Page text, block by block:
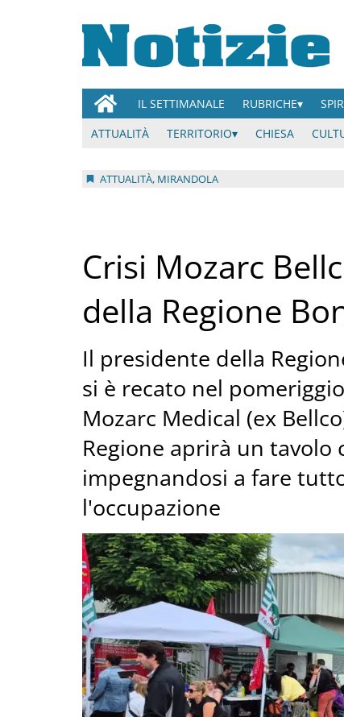
IL SETTIMANALE RUBRICHE
ATTUALITÀ
TERRITORIO CHIESA
ATTUALITÀ, MIRANDOLA
Crisi Mozarc
della Regione
Il presidente della
si è recato nel
Mozarc Medical (ex
Regione aprirà un
impegnandosi a fare
l'occupazione